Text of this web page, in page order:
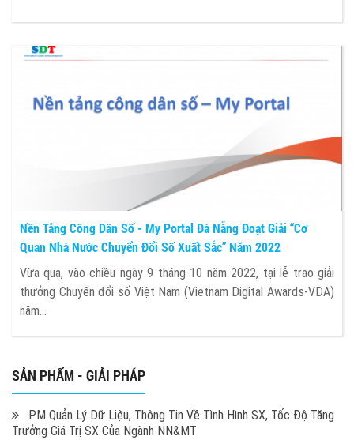
Nền Tảng Công Dân Số - My Portal Đà Nẵng Đoạt Giải “Cơ
Quan Nhà Nước Chuyển Đổi Số Xuất Sắc” Năm 2022
Vừa qua, vào chiều ngày 9 tháng 10 năm 2022, tại lễ trao giải
thưởng Chuyển đổi số Việt Nam (Vietnam Digital Awards-VDA)
năm...
SẢN PHẨM - GIẢI PHÁP
PM Quản Lý Dữ Liệu, Thông Tin Về Tình Hình SX, Tốc Độ Tăng
Trưởng Giá Trị SX Của Ngành NN&MT